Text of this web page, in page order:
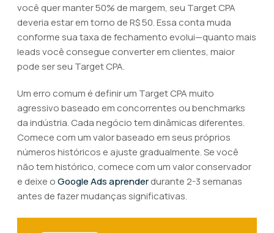
você quer manter 50% de margem, seu Target CPA
deveria estar em torno de R$ 50. Essa conta muda
conforme sua taxa de fechamento evolui—quanto mais
leads você consegue converter em clientes, maior
pode ser seu Target CPA.
Um erro comum é definir um Target CPA muito
agressivo baseado em concorrentes ou benchmarks
da indústria. Cada negócio tem dinâmicas diferentes.
Comece com um valor baseado em seus próprios
números históricos e ajuste gradualmente. Se você
não tem histórico, comece com um valor conservador
e deixe oGoogle Ads aprenderdurante 2-3 semanas
antes de fazer mudanças significativas.